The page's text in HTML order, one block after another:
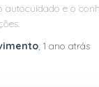
e o
, 1 ano atrás